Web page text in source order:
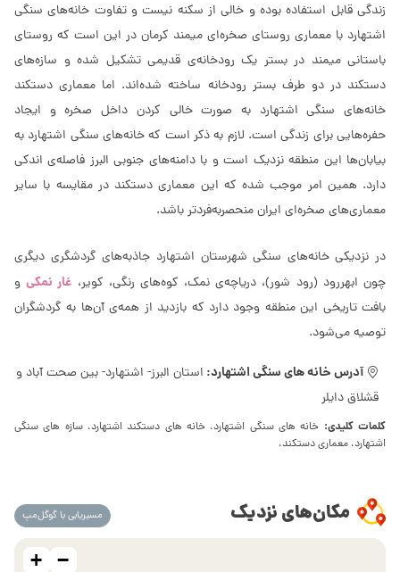
زندگی قابل استفاده بوده و خالی از سکنه نیست و تفاوت خانه‌های سنگی
اشتهارد با معماری روستای صخره‌ای میمند کرمان در این است که روستای
باستانی میمند در بستر یک رودخانه‌ی قدیمی تشکیل شده و سازه‌های
دستکند در دو طرف بستر رودخانه ساخته شده‌اند. اما معماری دستکند
خانه‌های سنگی اشتهارد به صورت خالی کردن داخل صخره‌ و ایجاد
حفره‌‌هایی برای زندگی است. لازم به ذکر است که خانه‌های سنگی اشتهارد به
بیابان‌ها این منطقه نزدیک است و با دامنه‌های جنوبی البرز فاصله‌ی اندکی
دارد. همین امر موجب شده که این معماری دستکند در مقایسه با سایر
معماری‌های صخره‌‌ای ایران منحصربه‌فردتر باشد.
در نزدیکی خانه‌های سنگی شهرستان اشتهارد جاذبه‌های گردشگری دیگری
چون ابهررود (رود شور)، دریاچه‌ی نمک، کوه‌های رنگی، کویر، غار نمکیو
بافت تاریخی این منطقه وجود دارد که بازدید از همه‌ی آن‌ها به گردشگران
توصیه می‌شود.
آدرس خانه های سنگی اشتهارد: استان البرز- اشتهارد- بین صحت آباد و
قشلاق دایلر
کلمات کلیدی: خانه های سنگی اشتهارد، خانه های دستکند اشتهارد، سازه های سنگی
اشتهارد، معماری دستکند،
مکان‌های نزدیک مسیریابی با گوگل‌مپ
+ −